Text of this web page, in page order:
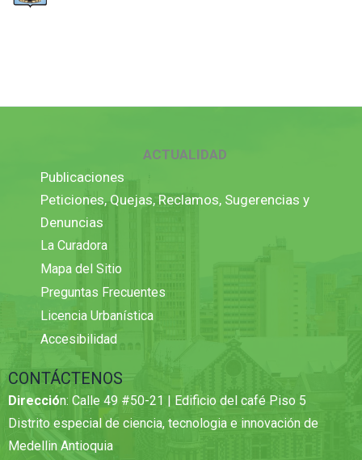
ACTUALIDAD
Publicaciones
Peticiones, Quejas, Reclamos, Sugerencias y
Denuncias
La Curadora
Mapa del Sitio
Preguntas Frecuentes
Licencia Urbanística
Accesibilidad
CONTÁCTENOS
Dirección: Calle 49 #50-21 | Edificio del café Piso 5
Distrito especial de ciencia, tecnologia e innovación de
Medellin Antioquia